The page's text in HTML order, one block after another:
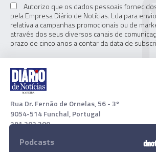
Autorizo que os dados pessoais
pela Empresa Diário de Notícias. Lda para
relativa a campanhas promocionais ou de
através dos seus diversos canais de
prazo de cinco anos a contar da data de
Rua Dr. Fernão de Ornelas, 56 - 3º
9054-514 Funchal, Portugal
291 202 300
Download App
Podcasts